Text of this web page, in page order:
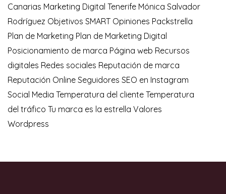
Canarias Marketing Digital Tenerife Mónica Salvador
Rodríguez Objetivos SMART Opiniones Packstrella
Plan de Marketing Plan de Marketing Digital
Posicionamiento de marca Página web Recursos
digitales Redes sociales Reputación de marca
Reputación Online Seguidores SEO en Instagram
Social Media Temperatura del cliente Temperatura
del tráfico Tu marca es la estrella Valores
Wordpress